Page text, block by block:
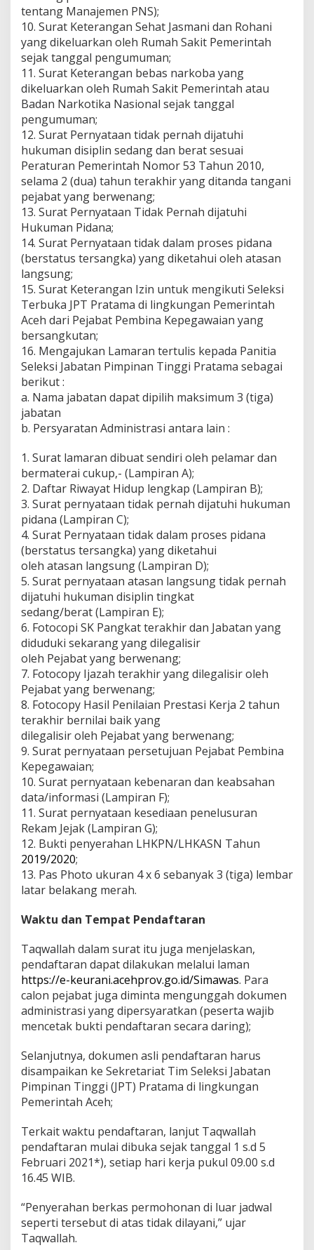
tentang Manajemen PNS);
10. Surat Keterangan Sehat Jasmani dan Rohani
yang dikeluarkan oleh Rumah Sakit Pemerintah
sejak tanggal pengumuman;
11. Surat Keterangan bebas narkoba yang
dikeluarkan oleh Rumah Sakit Pemerintah atau
Badan Narkotika Nasional sejak tanggal
pengumuman;
12. Surat Pernyataan tidak pernah dijatuhi
hukuman disiplin sedang dan berat sesuai
Peraturan Pemerintah Nomor 53 Tahun 2010,
selama 2 (dua) tahun terakhir yang ditanda tangani
pejabat yang berwenang;
13. Surat Pernyataan Tidak Pernah dijatuhi
Hukuman Pidana;
14. Surat Pernyataan tidak dalam proses pidana
(berstatus tersangka) yang diketahui oleh atasan
langsung;
15. Surat Keterangan Izin untuk mengikuti Seleksi
Terbuka JPT Pratama di lingkungan Pemerintah
Aceh dari Pejabat Pembina Kepegawaian yang
bersangkutan;
16. Mengajukan Lamaran tertulis kepada Panitia
Seleksi Jabatan Pimpinan Tinggi Pratama sebagai
berikut :
a. Nama jabatan dapat dipilih maksimum 3 (tiga)
jabatan
b. Persyaratan Administrasi antara lain :
1. Surat lamaran dibuat sendiri oleh pelamar dan
bermaterai cukup,- (Lampiran A);
2. Daftar Riwayat Hidup lengkap (Lampiran B);
3. Surat pernyataan tidak pernah dijatuhi hukuman
pidana (Lampiran C);
4. Surat Pernyataan tidak dalam proses pidana
(berstatus tersangka) yang diketahui
oleh atasan langsung (Lampiran D);
5. Surat pernyataan atasan langsung tidak pernah
dijatuhi hukuman disiplin tingkat
sedang/berat (Lampiran E);
6. Fotocopi SK Pangkat terakhir dan Jabatan yang
diduduki sekarang yang dilegalisir
oleh Pejabat yang berwenang;
7. Fotocopy Ijazah terakhir yang dilegalisir oleh
Pejabat yang berwenang;
8. Fotocopy Hasil Penilaian Prestasi Kerja 2 tahun
terakhir bernilai baik yang
dilegalisir oleh Pejabat yang berwenang;
9. Surat pernyataan persetujuan Pejabat Pembina
Kepegawaian;
10. Surat pernyataan kebenaran dan keabsahan
data/informasi (Lampiran F);
11. Surat pernyataan kesediaan penelusuran
Rekam Jejak (Lampiran G);
12. Bukti penyerahan LHKPN/LHKASN Tahun
2019/2020;
13. Pas Photo ukuran 4 x 6 sebanyak 3 (tiga) lembar
latar belakang merah.
Waktu dan Tempat Pendaftaran
Taqwallah dalam surat itu juga menjelaskan,
pendaftaran dapat dilakukan melalui laman
https://e-keurani.acehprov.go.id/Simawas. Para
calon pejabat juga diminta mengunggah dokumen
administrasi yang dipersyaratkan (peserta wajib
mencetak bukti pendaftaran secara daring);
Selanjutnya, dokumen asli pendaftaran harus
disampaikan ke Sekretariat Tim Seleksi Jabatan
Pimpinan Tinggi (JPT) Pratama di lingkungan
Pemerintah Aceh;
Terkait waktu pendaftaran, lanjut Taqwallah
pendaftaran mulai dibuka sejak tanggal 1 s.d 5
Februari 2021*), setiap hari kerja pukul 09.00 s.d
16.45 WIB.
“Penyerahan berkas permohonan di luar jadwal
seperti tersebut di atas tidak dilayani,” ujar
Taqwallah.